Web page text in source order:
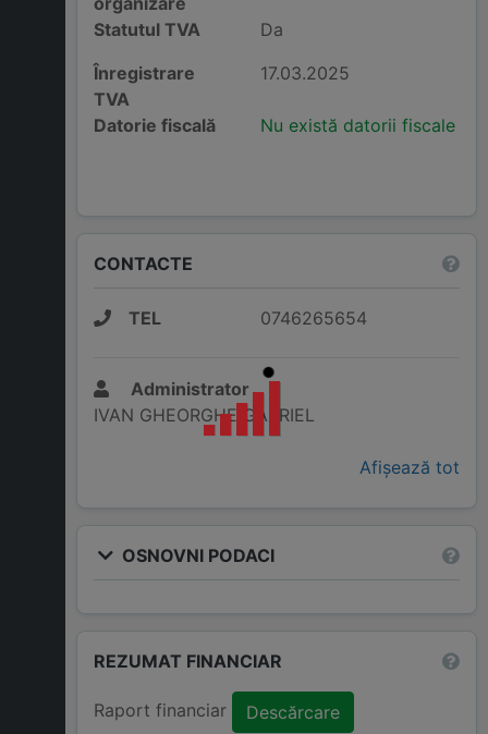
Statutul TVA
Da
Înregistrare
TVA
17.03.2025
Datorie fiscală Nu există datorii fiscale
CONTACTE
TEL 0746265654
Administrator
IVAN GHEORGHE GABRIEL
Afișează tot
OSNOVNI PODACI
REZUMAT FINANCIAR
Raport financiar Descărcare